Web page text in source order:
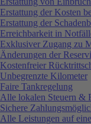
Erstattung der Kosten
Erstattung der
Erreichbarkeit in
Exklusiver Zugang zu
Änderungen der
Kostenfreier
Unbegrenzte Kilometer
Faire Tankregelung
Alle lokalen Steuern &
Sichere
Alle Leistungen auf